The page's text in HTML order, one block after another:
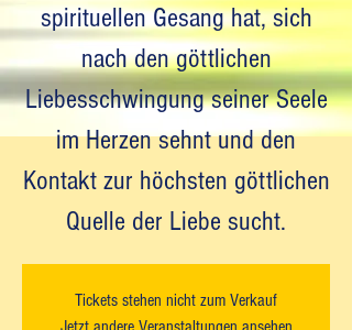
spirituellen Gesang hat, sich
nach den göttlichen
Liebesschwingung seiner Seele
im Herzen sehnt und den
Kontakt zur höchsten göttlichen
Quelle der Liebe sucht.
Tickets stehen nicht zum Verkauf